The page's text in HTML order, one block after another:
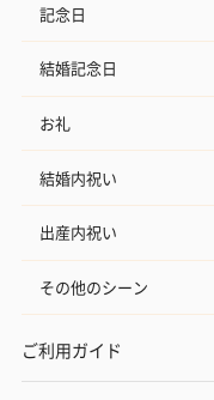
記念日
結婚記念日
お礼
結婚内祝い
出産内祝い
その他のシーン
ご利用ガイド